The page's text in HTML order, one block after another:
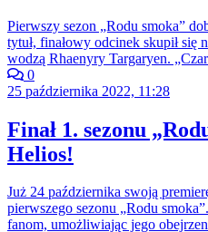
Pierwszy sezon „Rodu smoka”
tytuł, finałowy odcinek skupił się
wodzą Rhaenyry Targaryen.
0
25 października 2022, 11:28
Finał 1. sezonu
Helios!
Już 24 października swoją
pierwszego sezonu „Rodu
fanom, umożliwiając jego